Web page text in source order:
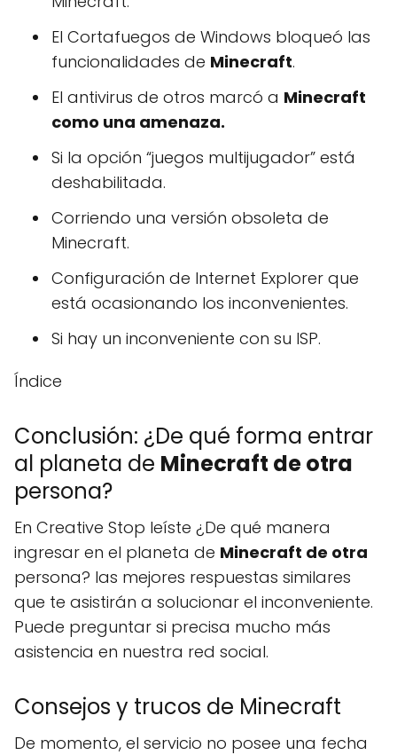
El Cortafuegos de Windows bloqueó las
funcionalidades de Minecraft.
El antivirus de otros marcó a Minecraft
como una amenaza.
Si la opción “juegos multijugador” está
deshabilitada.
Corriendo una versión obsoleta de
Minecraft.
Configuración de Internet Explorer que
está ocasionando los inconvenientes.
Si hay un inconveniente con su ISP.
Índice
Conclusión: ¿De qué forma entrar
al planeta de Minecraft de otra
persona?
En Creative Stop leíste ¿De qué manera
ingresar en el planeta de Minecraft de otra
persona? las mejores respuestas similares
que te asistirán a solucionar el inconveniente.
Puede preguntar si precisa mucho más
asistencia en nuestra red social.
Consejos y trucos de Minecraft
De momento, el servicio no posee una fecha